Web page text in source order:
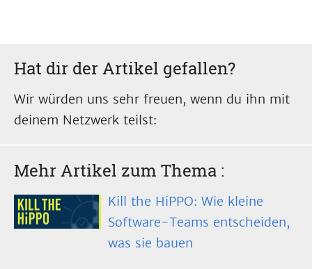
Hat dir der Artikel gefallen?
Wir würden uns sehr freuen, wenn du ihn mit
deinem Netzwerk teilst:
Mehr Artikel zum Thema :
Kill the HiPPO: Wie kleine
Software-Teams entscheiden,
was sie bauen